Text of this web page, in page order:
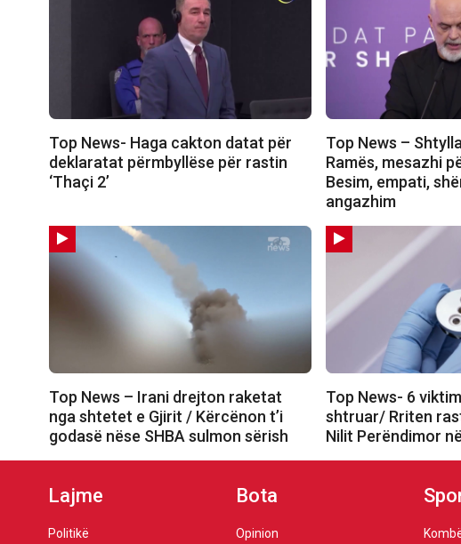
Top News- Haga cakton datat për
deklaratat përmbyllëse për rastin
‘Thaçi 2’
Top News –
Ramës, mesazhi
Besim, empati,
angazhim
Top News – Irani drejton raketat
nga shtetet e Gjirit / Kërcënon t’i
godasë nëse SHBA sulmon sërish
Top News- 6
shtruar/ Rriten
Nilit Perëndimor
Lajme
Politikë
Bota
Opinion